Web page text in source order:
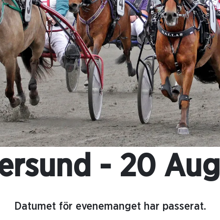
- 20
Datumet för evenemanget har passerat.